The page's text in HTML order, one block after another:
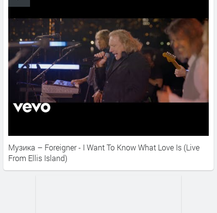
Музика – Foreigner - I Want To Know What Love Is (Live
From Ellis Island)